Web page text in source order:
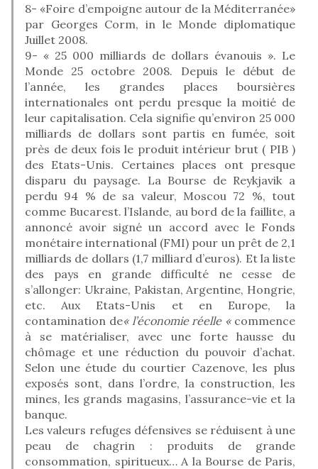
8- «Foire d’empoigne autour de la Méditerranée»
par Georges Corm, in le Monde diplomatique
Juillet 2008.
9- « 25 000 milliards de dollars évanouis ». Le
Monde 25 octobre 2008. Depuis le début de
l’année, les grandes places boursières
internationales ont perdu presque la moitié de
leur capitalisation. Cela signifie qu’environ 25 000
milliards de dollars sont partis en fumée, soit
près de deux fois le produit intérieur brut ( PIB )
des Etats-Unis. Certaines places ont presque
disparu du paysage. La Bourse de Reykjavik a
perdu 94 % de sa valeur, Moscou 72 %, tout
comme Bucarest. l’Islande, au bord de la faillite, a
annoncé avoir signé un accord avec le Fonds
monétaire international (FMI) pour un prêt de 2,1
milliards de dollars (1,7 milliard d’euros). Et la liste
des pays en grande difficulté ne cesse de
s’allonger: Ukraine, Pakistan, Argentine, Hongrie,
etc. Aux Etats-Unis et en Europe, la
contamination de« l’économie réelle « commence
à se matérialiser, avec une forte hausse du
chômage et une réduction du pouvoir d’achat.
Selon une étude du courtier Cazenove, les plus
exposés sont, dans l’ordre, la construction, les
mines, les grands magasins, l’assurance-vie et la
banque.
Les valeurs refuges défensives se réduisent à une
peau de chagrin : produits de grande
consommation, spiritueux… A la Bourse de Paris,